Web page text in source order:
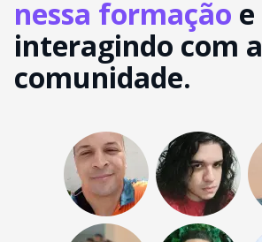
nessa formação e
interagindo com a
comunidade.